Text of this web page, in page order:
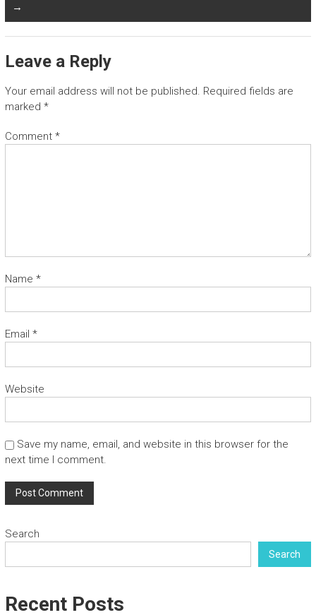
→
Leave a Reply
Your email address will not be published. Required fields are
marked *
Comment *
Name *
Email *
Website
Save my name, email, and website in this browser for the
next time I comment.
Search
Search
Recent Posts